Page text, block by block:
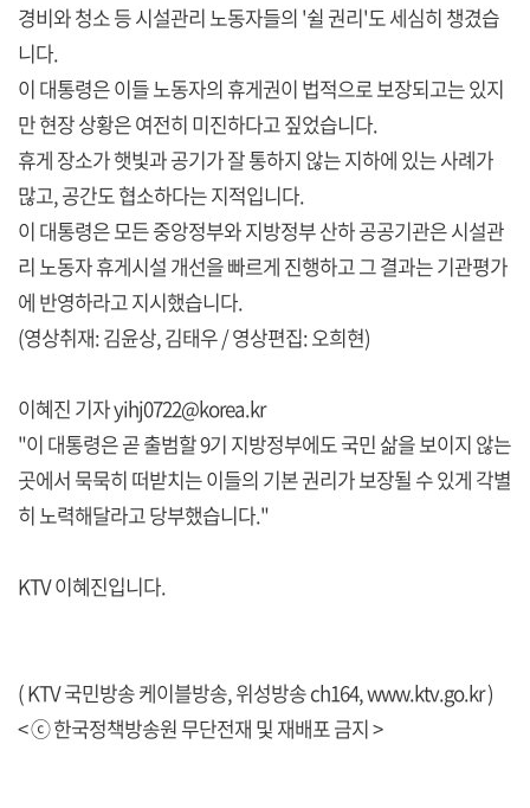
경비와 청소 등 시설관리 노동자들의 '쉴 권리'도 세심히 챙겼습
니다.
이 대통령은 이들 노동자의 휴게권이 법적으로 보장되고는 있지
만 현장 상황은 여전히 미진하다고 짚었습니다.
휴게 장소가 햇빛과 공기가 잘 통하지 않는 지하에 있는 사례가
많고, 공간도 협소하다는 지적입니다.
이 대통령은 모든 중앙정부와 지방정부 산하 공공기관은 시설관
리 노동자 휴게시설 개선을 빠르게 진행하고 그 결과는 기관평가
에 반영하라고 지시했습니다.
(영상취재: 김윤상, 김태우 / 영상편집: 오희현)
이혜진 기자 yihj0722@korea.kr
"이 대통령은 곧 출범할 9기 지방정부에도 국민 삶을 보이지 않는
곳에서 묵묵히 떠받치는 이들의 기본 권리가 보장될 수 있게 각별
히 노력해달라고 당부했습니다."
KTV 이혜진입니다.
( KTV 국민방송 케이블방송, 위성방송 ch164,www.ktv.go.kr)
< ⓒ 한국정책방송원 무단전재 및 재배포 금지 >